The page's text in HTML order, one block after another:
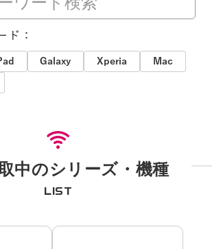
ド：
Galaxy Xperia
Mac
中のシリーズ・機種
LIST